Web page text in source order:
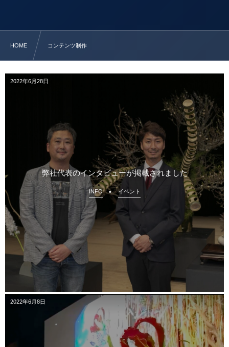
HOME コンテンツ制作
2022年6月28日
弊社代表のインタビューが掲載されました
INFO イベント
2022年6月8日